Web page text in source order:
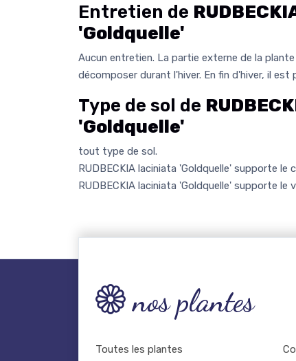
Entretien de
'Goldquelle'
Aucun entretien. La partie externe de la
décomposer durant l'hiver. En fin d'hiver, il est
Type de sol de
'Goldquelle'
tout type de sol.
RUDBECKIA laciniata 'Goldquelle' supporte le
RUDBECKIA laciniata 'Goldquelle' supporte le
nos plantes
Toutes les plantes